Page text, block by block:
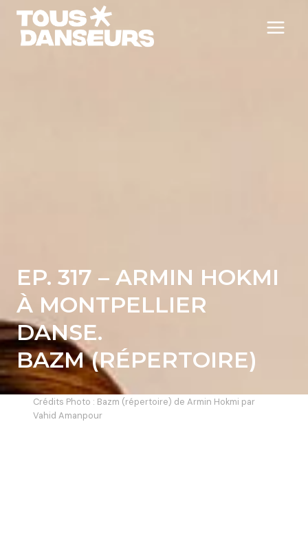
Aller
contenu
EP. 317 – ARMIN HOKMI
À MONTPELLIER
DANSE.
BAZM (RÉPERTOIRE)
Crédits Photo : Bazm (répertoire) de Armin Hokmi par
Vahid Amanpour